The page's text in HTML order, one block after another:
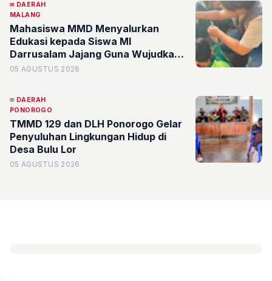
DAERAH
MALANG
Mahasiswa MMD Menyalurkan
Edukasi kepada Siswa MI
Darrusalam Jajang Guna Wujudkan
Kemandirian Pangan Lewat Program
05 AGUSTUS 2026
DAERAH
PONOROGO
TMMD 129 dan DLH Ponorogo Gelar
Penyuluhan Lingkungan Hidup di
Desa Bulu Lor
05 AGUSTUS 2026